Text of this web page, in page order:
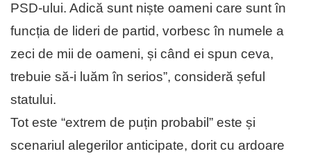
PSD-ului. Adică sunt niște oameni care sunt în
funcția de lideri de partid, vorbesc în numele a
zeci de mii de oameni, și când ei spun ceva,
trebuie să-i luăm în serios”, consideră șeful
statului.
Tot este “extrem de puțin probabil” este și
scenariul alegerilor anticipate, dorit cu ardoare